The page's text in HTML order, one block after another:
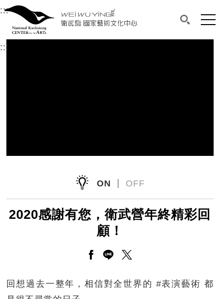
衛武營國家藝術文化中心
中央內容區塊，為本頁主要內容區。
:::選單連結區塊，此區塊列有本網站主要連結。
衛武營國家藝術文化中心
搜尋(開
網
:::
ON OFF
2020感謝有您，衛武營年終精彩回
顧！
另開新視窗分享至facebook
另開新視窗分享至line
另開新視窗分享至
回想過去一整年，相信對全世界的 #表演藝術 都